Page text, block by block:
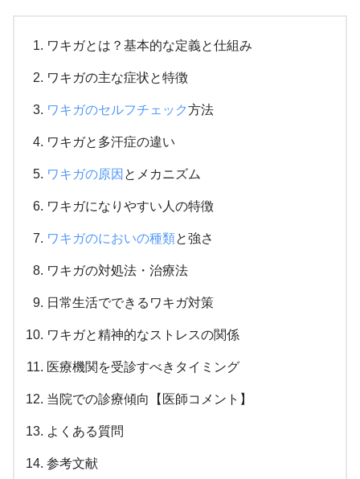
ワキガとは？基本的な定義と仕組み
ワキガの主な症状と特徴
ワキガのセルフチェック方法
ワキガと多汗症の違い
ワキガの原因 とメカニズム
ワキガになりやすい人の特徴
ワキガのにおいの種類と強さ
ワキガの対処法・治療法
日常生活でできるワキガ対策
ワキガと精神的なストレスの関係
医療機関を受診すべきタイミング
当院での診療傾向【医師コメント】
よくある質問
参考文献